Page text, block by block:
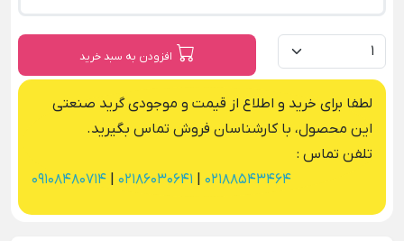
افزودن به سبد خرید
لطفا برای خرید و اطلاع از قیمت و موجودی گرید صنعتی
این محصول، با کارشناسان فروش تماس بگیرید.
تلفن تماس :
02188543464
02186030641
09108480714